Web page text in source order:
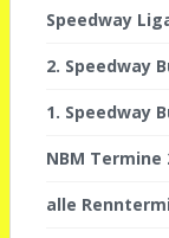
Speedway
2. Speedway
1. Speedway
NBM Termine
alle